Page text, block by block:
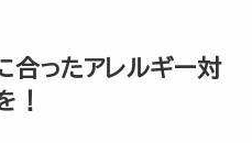
合ったアレルギー対
！